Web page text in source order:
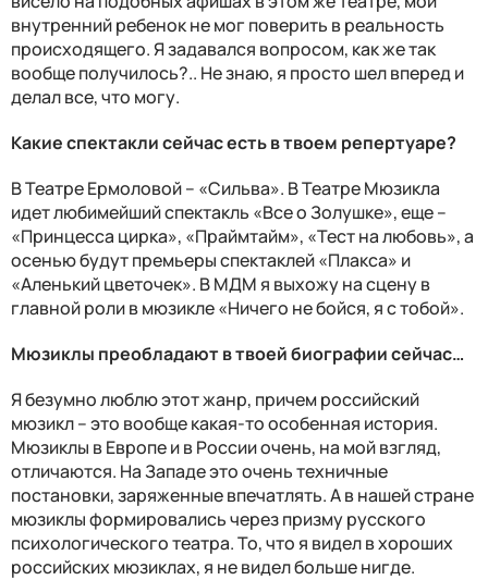
внутренний ребенок не мог поверить в реальность
происходящего. Я задавался вопросом, как же так
вообще получилось?.. Не знаю, я просто шел вперед и
делал все, что могу.
Какие спектакли сейчас есть в твоем репертуаре?
В Театре Ермоловой – «Сильва». В Театре Мюзикла
идет любимейший спектакль «Все о Золушке», еще –
«Принцесса цирка», «Праймтайм», «Тест на любовь», а
осенью будут премьеры спектаклей «Плакса» и
«Аленький цветочек». В МДМ я выхожу на сцену в
главной роли в мюзикле «Ничего не бойся, я с тобой».
Мюзиклы преобладают в твоей биографии сейчас…
Я безумно люблю этот жанр, причем российский
мюзикл – это вообще какая-то особенная история.
Мюзиклы в Европе и в России очень, на мой взгляд,
отличаются. На Западе это очень техничные
постановки, заряженные впечатлять. А в нашей стране
мюзиклы формировались через призму русского
психологического театра. То, что я видел в хороших
российских мюзиклах, я не видел больше нигде.